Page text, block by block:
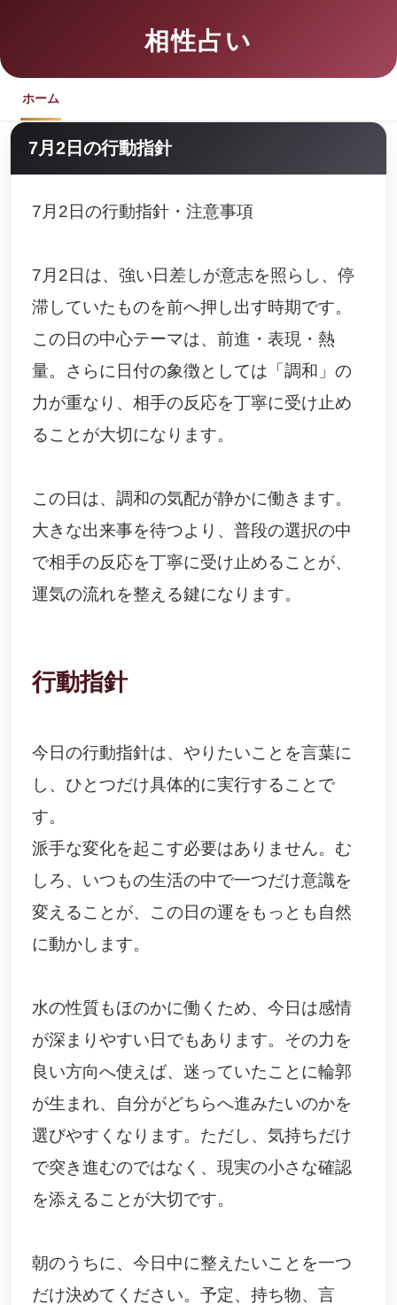
相性占い
ホーム
7月2日の行動指針
7月2日の行動指針・注意事項
7月2日は、強い日差しが意志を照らし、停
滞していたものを前へ押し出す時期です。
この日の中心テーマは、前進・表現・熱
量。さらに日付の象徴としては「調和」の
力が重なり、相手の反応を丁寧に受け止め
ることが大切になります。
この日は、調和の気配が静かに働きます。
大きな出来事を待つより、普段の選択の中
で相手の反応を丁寧に受け止めることが、
運気の流れを整える鍵になります。
行動指針
今日の行動指針は、やりたいことを言葉に
し、ひとつだけ具体的に実行することで
す。
派手な変化を起こす必要はありません。む
しろ、いつもの生活の中で一つだけ意識を
変えることが、この日の運をもっとも自然
に動かします。
水の性質もほのかに働くため、今日は感情
が深まりやすい日でもあります。その力を
良い方向へ使えば、迷っていたことに輪郭
が生まれ、自分がどちらへ進みたいのかを
選びやすくなります。ただし、気持ちだけ
で突き進むのではなく、現実の小さな確認
を添えることが大切です。
朝のうちに、今日中に整えたいことを一つ
だけ決めてください。予定、持ち物、言